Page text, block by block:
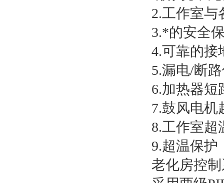
2.工作室
3.*的安全
4.可靠的接
5.漏电/断
6.加热器短
7.鼓风电机
8.工作室超
9.超温保护
老化房控